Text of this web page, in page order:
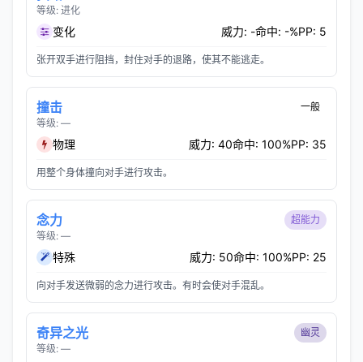
等级: 进化
变化 威力: -命中: -%PP: 5
张开双手进行阻挡，封住对手的退路，使其不能逃走。
撞击
等级: —
一般
物理 威力: 40命中: 100%PP: 35
用整个身体撞向对手进行攻击。
念力
等级: —
超能力
特殊 威力: 50命中: 100%PP: 25
向对手发送微弱的念力进行攻击。有时会使对手混乱。
奇异之光
等级: —
幽灵